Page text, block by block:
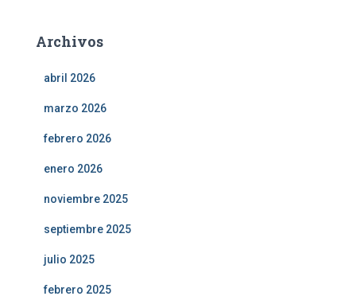
Archivos
abril 2026
marzo 2026
febrero 2026
enero 2026
noviembre 2025
septiembre 2025
julio 2025
febrero 2025